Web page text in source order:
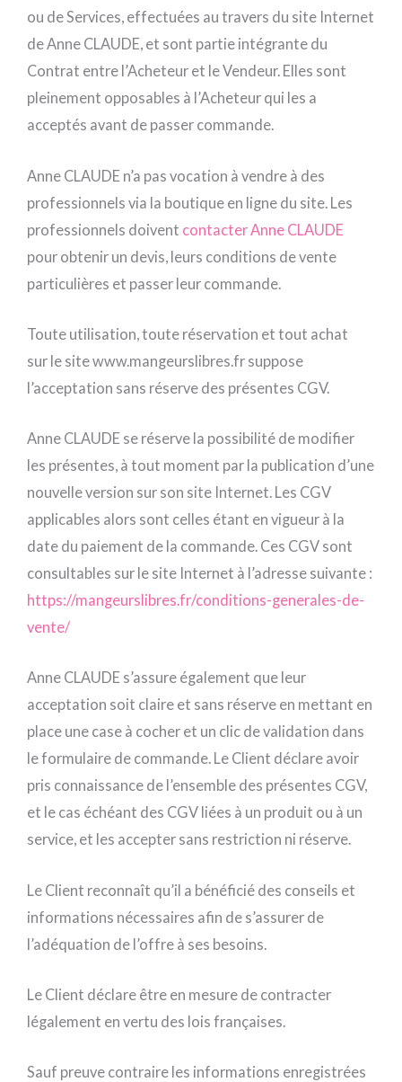
ou de Services, effectuées au travers du site Internet
de Anne CLAUDE, et sont partie intégrante du
Contrat entre l’Acheteur et le Vendeur. Elles sont
pleinement opposables à l’Acheteur qui les a
acceptés avant de passer commande.
Anne CLAUDE n’a pas vocation à vendre à des
professionnels via la boutique en ligne du site. Les
professionnels doivent contacter Anne CLAUDE
pour obtenir un devis, leurs conditions de vente
particulières et passer leur commande.
Toute utilisation, toute réservation et tout achat
sur le site www.mangeurslibres.fr suppose
l’acceptation sans réserve des présentes CGV.
Anne CLAUDE se réserve la possibilité de modifier
les présentes, à tout moment par la publication d’une
nouvelle version sur son site Internet. Les CGV
applicables alors sont celles étant en vigueur à la
date du paiement de la commande. Ces CGV sont
consultables sur le site Internet à l’adresse suivante :
https://mangeurslibres.fr/conditions-generales-de-
vente/
Anne CLAUDE s’assure également que leur
acceptation soit claire et sans réserve en mettant en
place une case à cocher et un clic de validation dans
le formulaire de commande. Le Client déclare avoir
pris connaissance de l’ensemble des présentes CGV,
et le cas échéant des CGV liées à un produit ou à un
service, et les accepter sans restriction ni réserve.
Le Client reconnaît qu’il a bénéficié des conseils et
informations nécessaires afin de s’assurer de
l’adéquation de l’offre à ses besoins.
Le Client déclare être en mesure de contracter
légalement en vertu des lois françaises.
Sauf preuve contraire les informations enregistrées